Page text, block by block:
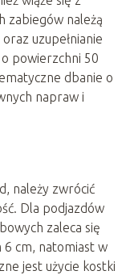
zabiegów należą
uzupełnianie
powierzchni 50
dbanie o
napraw i
należy zwrócić
Dla podjazdów
zaleca się
6 cm, natomiast w
jest użycie kostki